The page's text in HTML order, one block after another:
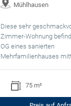
Mühlhausen
Diese sehr
Zimmer-Wohnung
OG eines sanierten
Mehrfamilienhauses
75 m²